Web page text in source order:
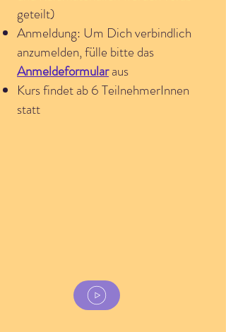
geteilt)
Anmeldung: Um Dich verbindlich
anzumelden, fülle bitte das
Anmeldeformularaus
Kurs findet ab 6 TeilnehmerInnen
statt